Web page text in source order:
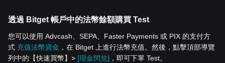
透過 Bitget 帳戶中的法幣餘額購買 Test
您可以使用 Advcash、SEPA、Faster Payments 或 PIX 的支付方
式 充值法幣資金 ，在 Bitget 上進行法幣充值。然後，點擊頂部導覽
列中的【快速買幣】> [現金閃兌] ，即可下單 Test。